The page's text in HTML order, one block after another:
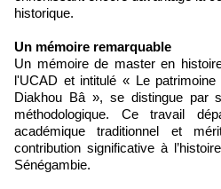
historique.
Un mémoire remarquable
Un mémoire de master en
l'UCAD et intitulé « Le
Diakhou Bâ », se distingue par
méthodologique. Ce travail
académique traditionnel et
contribution significative à
Sénégambie.